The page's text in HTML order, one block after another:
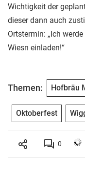
Wichtigkeit der
dieser dann auch
Ortstermin: „Ich
Wiesn einladen!“
Themen: Hofbräu
Oktoberfest
0